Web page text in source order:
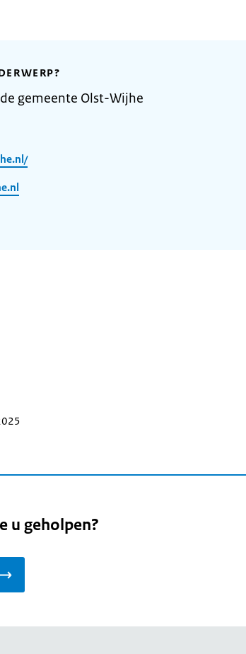
gemeente Olst-Wijhe
u geholpen?